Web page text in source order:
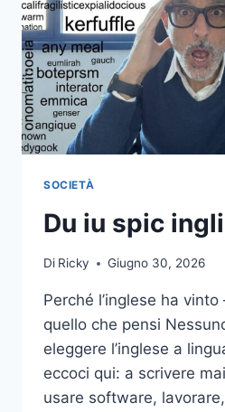
SOCIETÀ
Du iu spic
Di Ricky Giugno 30, 2026
Perché l’inglese ha
quello che pensi
eleggere l’inglese a
eccoci qui: a scrivere
usare software,